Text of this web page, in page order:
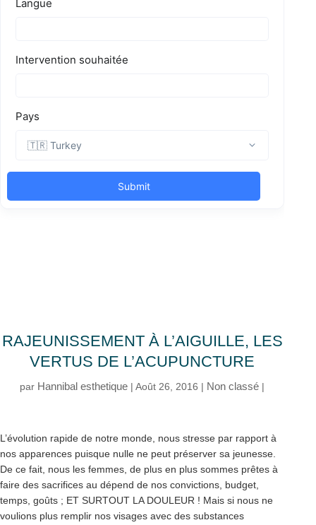
RAJEUNISSEMENT À L’AIGUILLE, LES
VERTUS DE L’ACUPUNCTURE
par Hannibal esthetique |Août 26, 2016 | Non classé |
L’évolution rapide de notre monde, nous stresse par rapport à
nos apparences puisque nulle ne peut préserver sa jeunesse.
De ce fait, nous les femmes, de plus en plus sommes prêtes à
faire des sacrifices au dépend de nos convictions, budget,
temps, goûts ; ET SURTOUT LA DOULEUR ! Mais si nous ne
voulions plus remplir nos visages avec des substances